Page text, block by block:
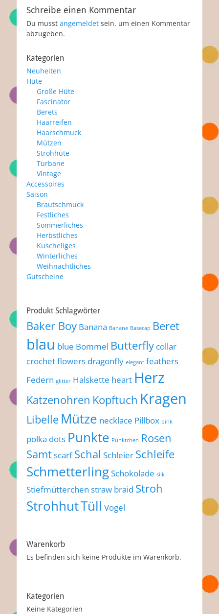
Schreibe einen Kommentar
Du musst angemeldet sein, um einen Kommentar
abzugeben.
Kategorien
Neuheiten
Hüte
Große Hüte
Fascinator
Berets
Haarreifen
Haarschmuck
Mützen
Strohhüte
Turbane
Vintage
Accessoires
Saison
Brautschmuck
Festliches
Sommerliches
Herbstliches
Kuscheliges
Winterliches
Weihnachtliches
Gutscheine
Produkt Schlagwörter
Baker Boy Banana Banane Basecap Beret
blau blue Bommel Butterfly collar
crochet flowers dragonfly elegant feathers
Federn glitter Halskette heart Herz
Katzenohren Kopftuch Kragen
Libelle Mütze necklace Pillbox pink
polka dots Punkte Pünktchen Rosen
Samtscarf Schal Schleier Schleife
SchmetterlingSchokolade silk
Stiefmütterchen straw braid Stroh
StrohhutTüll Vogel
Warenkorb
Es befinden sich keine Produkte im Warenkorb.
Kategorien
Keine Kategorien